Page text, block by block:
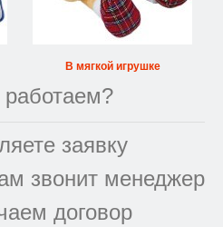
В мягкой игрушке
заявку
звонит менеджер
договор